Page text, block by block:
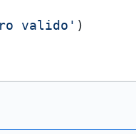
valido'